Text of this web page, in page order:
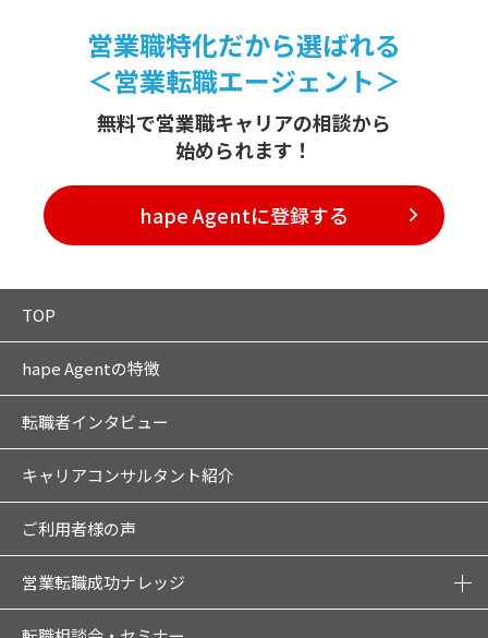
営業職特化だから選ばれる
＜営業転職エージェント＞
無料で営業職キャリアの相談から
始められます！
hape Agentに登録する
TOP
hape Agentの特徴
転職者インタビュー
キャリアコンサルタント紹介
ご利用者様の声
営業転職成功ナレッジ